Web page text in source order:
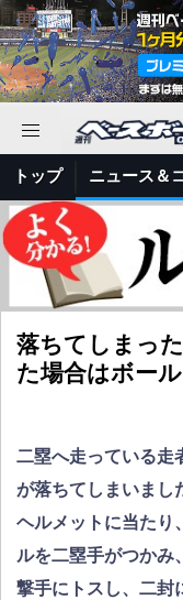
トップ ニュース＆
落ちてしまっ
た場合はボー
二塁へ走っている走
が落ちてしまいまし
ヘルメットに当たり
ルを二塁手がつかみ
撃手にトスし、二封